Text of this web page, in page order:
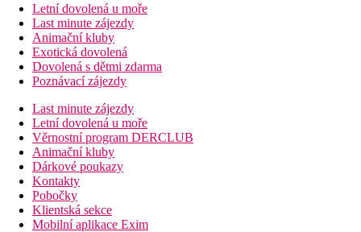
Letní dovolená u moře
Last minute zájezdy
Animační kluby
Exotická dovolená
Dovolená s dětmi zdarma
Poznávací zájezdy
Last minute zájezdy
Letní dovolená u moře
Věrnostní program DERCLUB
Animační kluby
Dárkové poukazy
Kontakty
Pobočky
Klientská sekce
Mobilní aplikace Exim